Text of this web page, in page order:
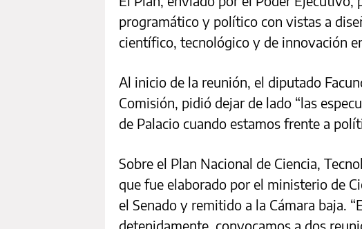
programático y político con vistas a
científico, tecnológico y de innovación
Al inicio de la reunión, el diputado
Comisión, pidió dejar de lado “las
de Palacio cuando estamos frente a
Sobre el Plan Nacional de Ciencia,
que fue elaborado por el ministerio de
el Senado y remitido a la Cámara baja.
detenidamente, convocamos a dos